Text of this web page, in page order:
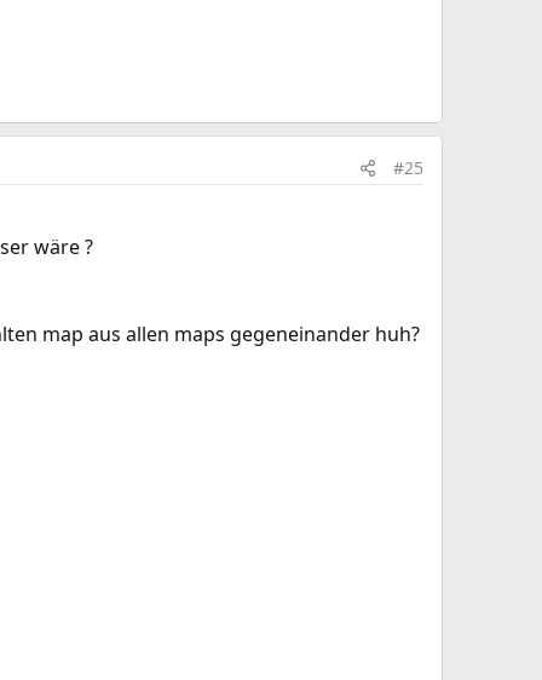
#25
wäre ?
map aus allen maps gegeneinander huh?